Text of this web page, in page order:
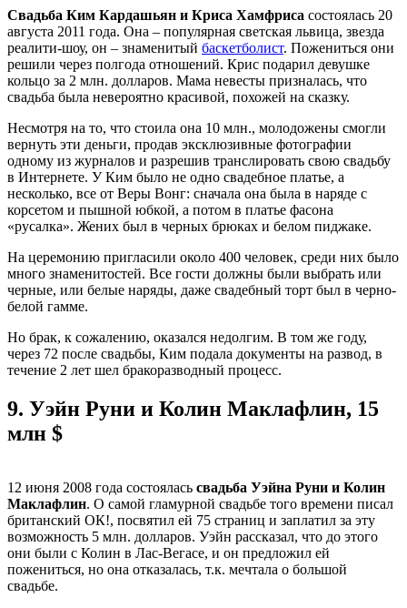
Свадьба Ким Кардашьян и Криса Хамфриса состоялась 20
августа 2011 года. Она – популярная светская львица, звезда
реалити-шоу, он – знаменитый баскетболист. Пожениться они
решили через полгода отношений. Крис подарил девушке
кольцо за 2 млн. долларов. Мама невесты призналась, что
свадьба была невероятно красивой, похожей на сказку.
Несмотря на то, что стоила она 10 млн., молодожены смогли
вернуть эти деньги, продав эксклюзивные фотографии
одному из журналов и разрешив транслировать свою свадьбу
в Интернете. У Ким было не одно свадебное платье, а
несколько, все от Веры Вонг: сначала она была в наряде с
корсетом и пышной юбкой, а потом в платье фасона
«русалка». Жених был в черных брюках и белом пиджаке.
На церемонию пригласили около 400 человек, среди них было
много знаменитостей. Все гости должны были выбрать или
черные, или белые наряды, даже свадебный торт был в черно-
белой гамме.
Но брак, к сожалению, оказался недолгим. В том же году,
через 72 после свадьбы, Ким подала документы на развод, в
течение 2 лет шел бракоразводный процесс.
9. Уэйн Руни и Колин Маклафлин, 15
млн $
12 июня 2008 года состоялась свадьба Уэйна Руни и Колин
Маклафлин. О самой гламурной свадьбе того времени писал
британский ОК!, посвятил ей 75 страниц и заплатил за эту
возможность 5 млн. долларов. Уэйн рассказал, что до этого
они были с Колин в Лас-Вегасе, и он предложил ей
пожениться, но она отказалась, т.к. мечтала о большой
свадьбе.